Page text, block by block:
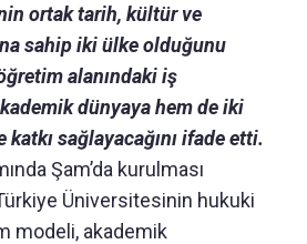
ortak tarih, kültür ve
sahip iki ülke olduğunu
alanındaki iş
dünyaya hem de iki
sağlayacağını ifade etti.
Şam’da kurulması
Üniversitesinin hukuki
modeli, akademik